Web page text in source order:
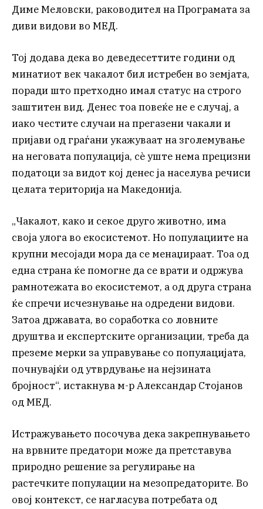
Диме Меловски, раководител на Програмата за
диви видови во МЕД.
Тој додава дека во деведесеттите години од
минатиот век чакалот бил истребен во земјата,
поради што претходно имал статус на строго
заштитен вид. Денес тоа повеќе не е случај, а
иако честите случаи на прегазени чакали и
пријави од граѓани укажуваат на зголемување
на неговата популација, сè уште нема прецизни
податоци за видот кој денес ја населува речиси
целата територија на Македонија.
„Чакалот, како и секое друго животно, има
своја улога во екосистемот. Но популациите на
крупни месојади мора да се менаџираат. Тоа од
една страна ќе помогне да се врати и одржува
рамнотежата во екосистемот, а од друга страна
ќе спречи исчезнување на одредени видови.
Затоа државата, во соработка со ловните
друштва и експертските организации, треба да
преземе мерки за управување со популацијата,
почнувајќи од утврдување на нејзината
бројност“, истакнува м-р Александар Стојанов
од МЕД.
Истражувањето посочува дека закрепнувањето
на врвните предатори може да претставува
природно решение за регулирање на
растечките популации на мезопредаторите. Во
овој контекст, се нагласува потребата од